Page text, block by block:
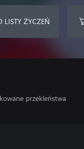
LISTY ŻYCZEŃ
przekleństwa